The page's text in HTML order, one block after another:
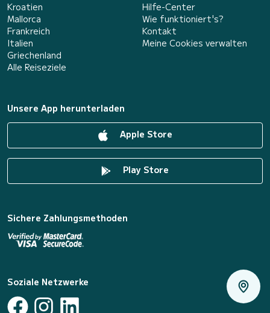
Kroatien
Mallorca
Frankreich
Italien
Griechenland
Alle Reiseziele
Hilfe-Center
Wie funktioniert's?
Kontakt
Meine Cookies verwalten
Unsere App herunterladen
Apple Store
Play Store
Sichere Zahlungsmethoden
Soziale Netzwerke